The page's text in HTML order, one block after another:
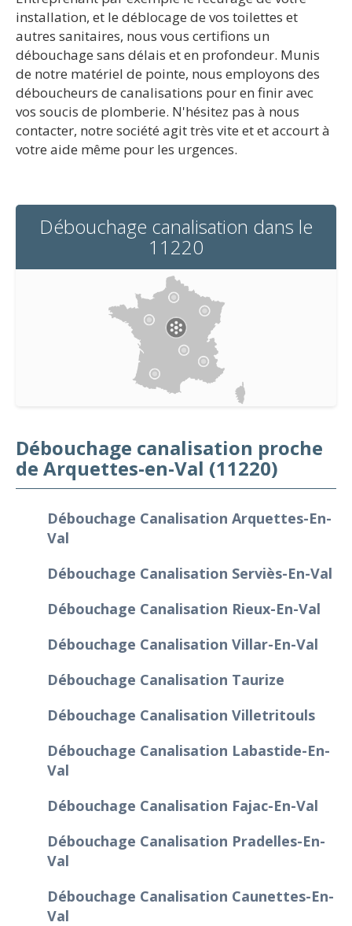
installation, et le déblocage de vos toilettes et
autres sanitaires, nous vous certifions un
débouchage sans délais et en profondeur. Munis
de notre matériel de pointe, nous employons des
déboucheurs de canalisations pour en finir avec
vos soucis de plomberie. N'hésitez pas à nous
contacter, notre société agit très vite et et accourt à
votre aide même pour les urgences.
Débouchage canalisation dans le
11220
Débouchage canalisation proche
de Arquettes-en-Val (11220)
Débouchage Canalisation Arquettes-En-
Val
Débouchage Canalisation Serviès-En-Val
Débouchage Canalisation Rieux-En-Val
Débouchage Canalisation Villar-En-Val
Débouchage Canalisation Taurize
Débouchage Canalisation Villetritouls
Débouchage Canalisation Labastide-En-
Val
Débouchage Canalisation Fajac-En-Val
Débouchage Canalisation Pradelles-En-
Val
Débouchage Canalisation Caunettes-En-
Val